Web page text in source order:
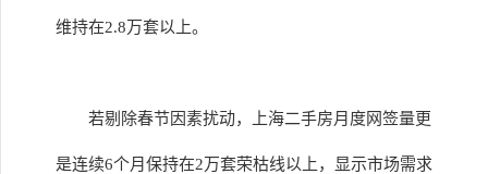
维持在2.8万套以上。
若剔除春节因素扰动，上海二手房月度网签量更
是连续6个月保持在2万套荣枯线以上，显示市场需求